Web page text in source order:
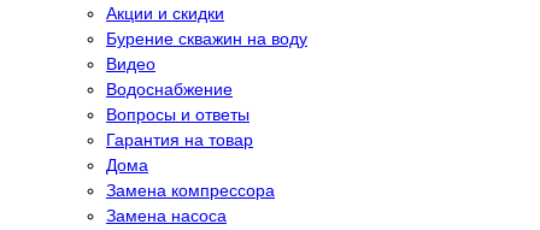
Акции и скидки
Бурение скважин на воду
Видео
Водоснабжение
Вопросы и ответы
Гарантия на товар
Дома
Замена компрессора
Замена насоса